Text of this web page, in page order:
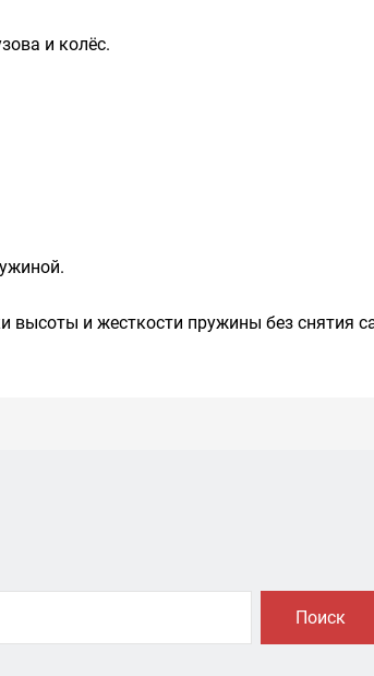
и колёс.
высоты и жесткости пружины без снятия
Поиск